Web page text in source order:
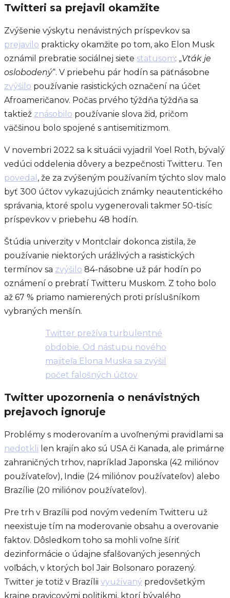
Twitteri sa prejavil okamžite
Zvýšenie výskytu nenávistných príspevkov sa
prejavilo prakticky okamžite po tom, ako Elon Musk
oznámil prebratie sociálnej siete statusom: „Vták je
oslobodený“. V priebehu pár hodín sa päťnásobne
zvýšilo používanie rasistických označení na účet
Afroameričanov. Počas prvého týždňa týždňa sa
taktiež znásobilo používanie slova žid, pričom
väčšinou bolo spojené s antisemitizmom.
V novembri 2022 sa k situácii vyjadril Yoel Roth, bývalý
vedúci oddelenia dôvery a bezpečnosti Twitteru. Ten
povedal , že za zvýšeným používaním týchto slov malo
byť 300 účtov vykazujúcich známky neautentického
správania, ktoré spolu vygenerovali takmer 50-tisíc
príspevkov v priebehu 48 hodín.
Štúdia univerzity v Montclair dokonca zistila, že
používanie niektorých urážlivých a rasistických
termínov sa zvýšilo 84-násobne už pár hodín po
oznámení o prebratí Twitteru Muskom. Z toho bolo
až 67 % priamo namierených proti príslušníkom
vybraných menšín.
Twitter prežíva turbulentné
obdobie. Od nástupu nového
majiteľa Elona Muska sa zvýšil
počet falošných účtov
Twitter upozornenia o nenávistných
prejavoch ignoruje
Problémy s moderovaním a uvoľnenými pravidlami sa
nedotkli len krajín ako sú USA či Kanada, ale primárne
zahraničných trhov, napríklad Japonska (42 miliónov
používateľov), Indie (24 miliónov používateľov) alebo
Brazílie (20 miliónov používateľov).
Pre trh v Brazílii pod novým vedením Twitteru už
neexistuje tím na moderovanie obsahu a overovanie
faktov. Dôsledkom toho sa mohli voľne šíriť
dezinformácie o údajne sfalšovaných jesenných
voľbách, v ktorých bol Jair Bolsonaro porazený.
Twitter je totiž v Brazílii využívaný predovšetkým
krajne pravicovými politikmi, ktorí bývalého